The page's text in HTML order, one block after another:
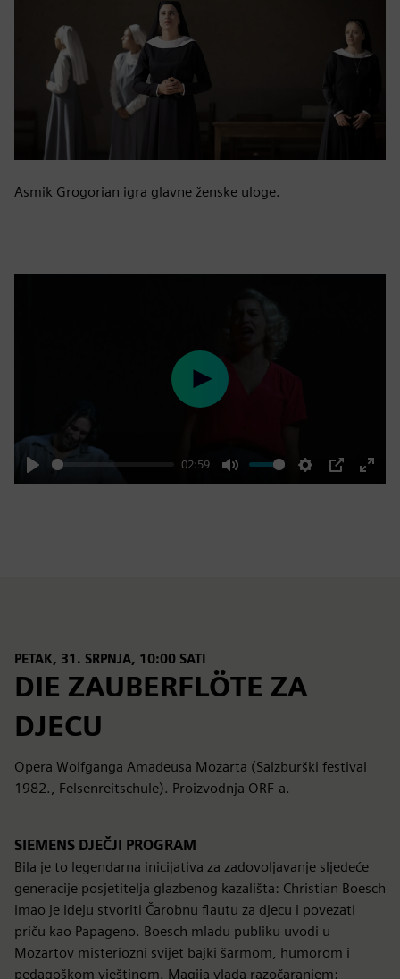
Asmik Grogorian igra glavne ženske uloge.
Play
02:59
Mute Settings
PIP
Enter
Play
PETAK, 31. SRPNJA, 10:00 SATI
DIE ZAUBERFLÖTE ZA
DJECU
Opera Wolfganga Amadeusa Mozarta (Salzburški festival
1982., Felsenreitschule). Proizvodnja ORF-a.
SIEMENS DJEČJI PROGRAM
Bila je to legendarna inicijativa za zadovoljavanje sljedeće
generacije posjetitelja glazbenog kazališta: Christian Boesch
imao je ideju stvoriti Čarobnu flautu za djecu i povezati
priču kao Papageno. Boesch mladu publiku uvodi u
Mozartov misteriozni svijet bajki šarmom, humorom i
pedagoškom vještinom. Magija vlada razočaranjem: